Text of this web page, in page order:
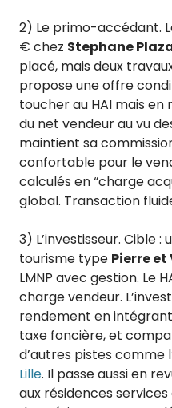
2) Le primo-accédant.
€ chez Stephane
placé, mais deux
propose une offre
toucher au HAI mais
du net vendeur au vu
maintient sa
confortable pour le
calculés en “charge
global. Transaction
3) L’investisseur. Cible
tourisme type Pierre
LMNP avec gestion. Le
charge vendeur.
rendement en
taxe foncière, et
d’autres pistes comme
Lille. Il passe aussi en
aux résidences